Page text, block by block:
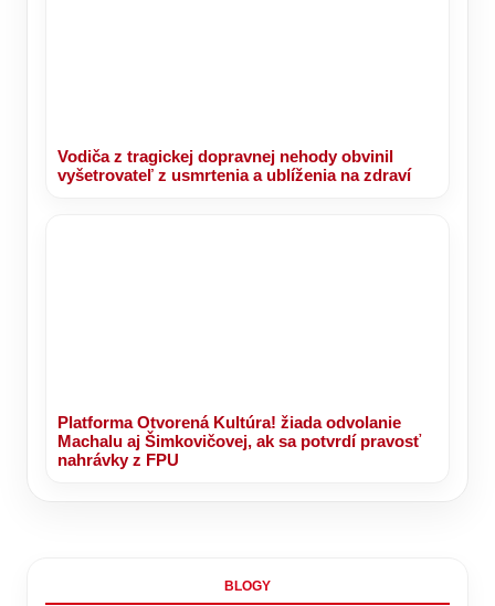
Vodiča z tragickej dopravnej nehody obvinil
vyšetrovateľ z usmrtenia a ublíženia na zdraví
Platforma Otvorená Kultúra! žiada odvolanie
Machalu aj Šimkovičovej, ak sa potvrdí pravosť
nahrávky z FPU
BLOGY